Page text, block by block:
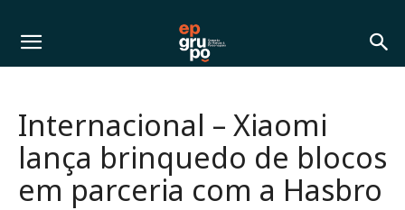
Internacional – Xiaomi
lança brinquedo de blocos
em parceria com a Hasbro